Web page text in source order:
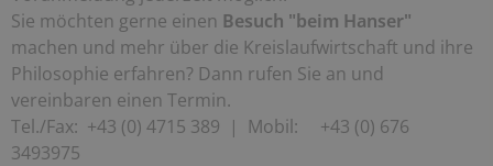
Sie möchten gerne einen Besuch "beim Hanser"
machen und mehr über die Kreislaufwirtschaft und ihre
Philosophie erfahren? Dann rufen Sie an und
vereinbaren einen Termin.
Tel./Fax: +43 (0) 4715 389 | Mobil: +43 (0) 676
3493975